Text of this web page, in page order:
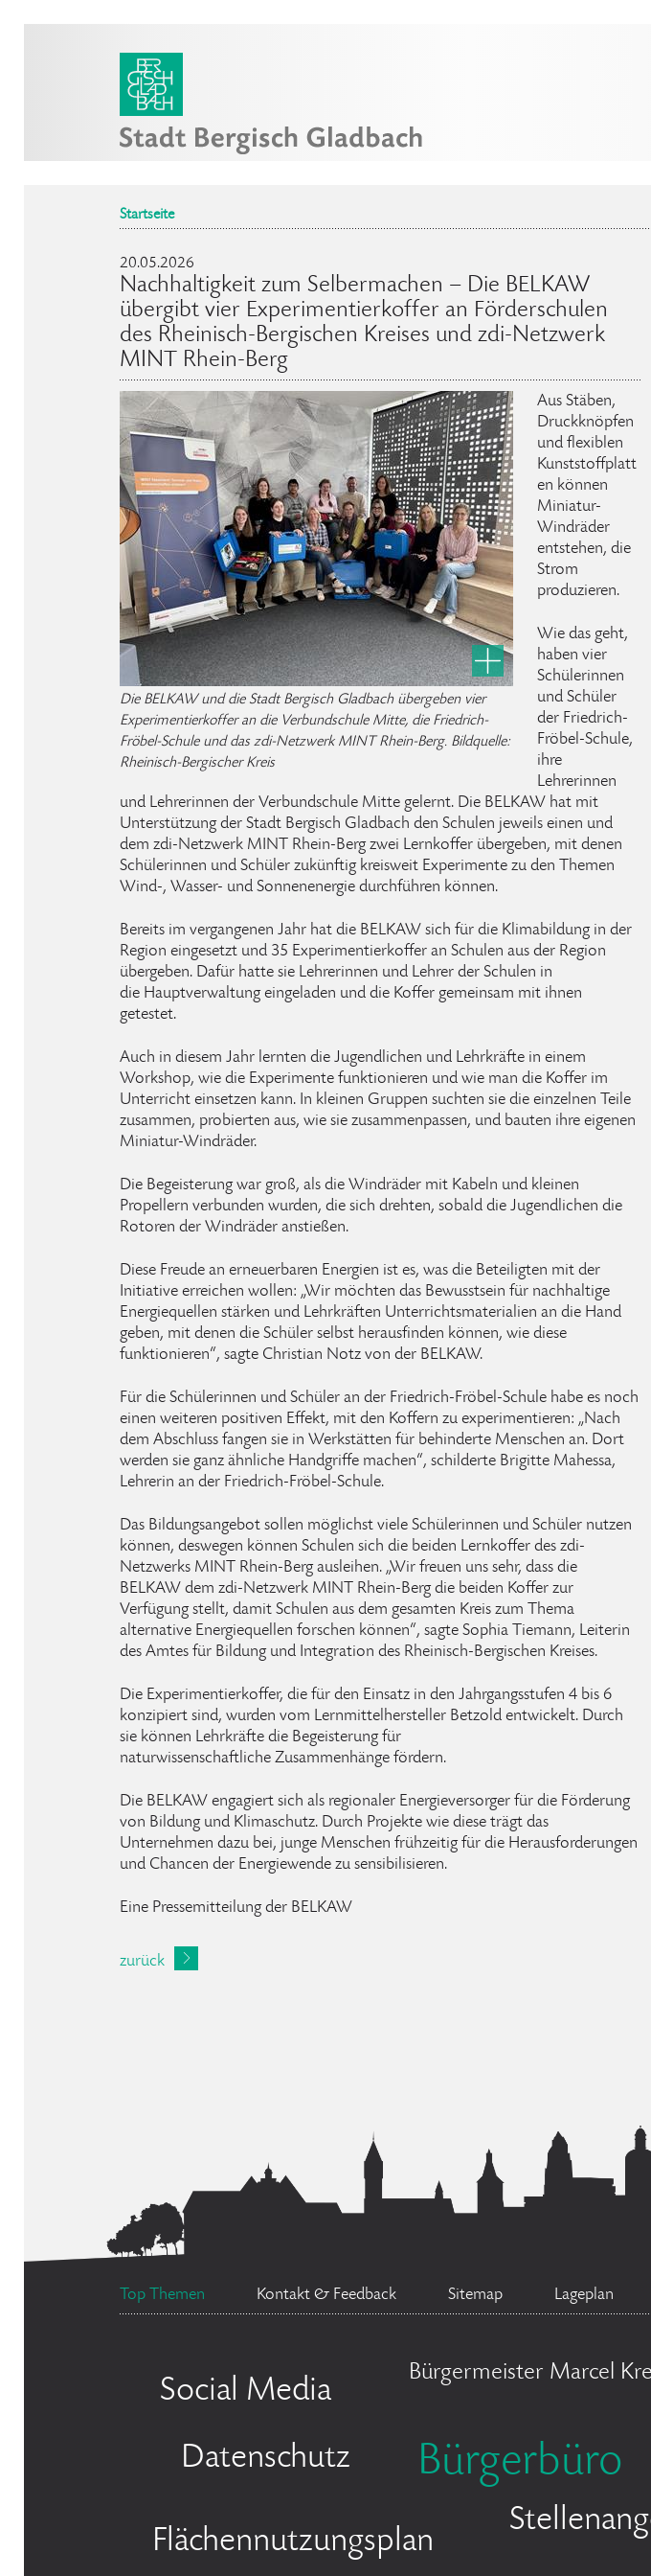
Startseite
20.05.2026
Nachhaltigkeit zum Selbermachen – Die BELKAW
übergibt vier Experimentierkoffer an Förderschulen
des Rheinisch-Bergischen Kreises und zdi-Netzwerk
MINT Rhein-Berg
Die BELKAW und die Stadt Bergisch Gladbach übergeben vier
Experimentierkoffer an die Verbundschule Mitte, die Friedrich-
Fröbel-Schule und das zdi-Netzwerk MINT Rhein-Berg. Bildquelle:
Rheinisch-Bergischer Kreis
Aus Stäben,
Druckknöpfen
und flexiblen
Kunststoffplatt
en können
Miniatur-
Windräder
entstehen, die
Strom
produzieren.
Wie das geht,
haben vier
Schülerinnen
und Schüler
der Friedrich-
Fröbel-Schule,
ihre
Lehrerinnen
und Lehrerinnen der Verbundschule Mitte gelernt. Die BELKAW hat mit
Unterstützung der Stadt Bergisch Gladbach den Schulen jeweils einen und
dem zdi-Netzwerk MINT Rhein-Berg zwei Lernkoffer übergeben, mit denen
Schülerinnen und Schüler zukünftig kreisweit Experimente zu den Themen
Wind-, Wasser- und Sonnenenergie durchführen können.
Bereits im vergangenen Jahr hat die BELKAW sich für die Klimabildung in der
Region eingesetzt und 35 Experimentierkoffer an Schulen aus der Region
übergeben. Dafür hatte sie Lehrerinnen und Lehrer der Schulen in
die Hauptverwaltung eingeladen und die Koffer gemeinsam mit ihnen
getestet.
Auch in diesem Jahr lernten die Jugendlichen und Lehrkräfte in einem
Workshop, wie die Experimente funktionieren und wie man die Koffer im
Unterricht einsetzen kann. In kleinen Gruppen suchten sie die einzelnen Teile
zusammen, probierten aus, wie sie zusammenpassen, und bauten ihre eigenen
Miniatur-Windräder.
Die Begeisterung war groß, als die Windräder mit Kabeln und kleinen
Propellern verbunden wurden, die sich drehten, sobald die Jugendlichen die
Rotoren der Windräder anstießen.
Diese Freude an erneuerbaren Energien ist es, was die Beteiligten mit der
Initiative erreichen wollen: „Wir möchten das Bewusstsein für nachhaltige
Energiequellen stärken und Lehrkräften Unterrichtsmaterialien an die Hand
geben, mit denen die Schüler selbst herausfinden können, wie diese
funktionieren“, sagte Christian Notz von der BELKAW.
Für die Schülerinnen und Schüler an der Friedrich-Fröbel-Schule habe es noch
einen weiteren positiven Effekt, mit den Koffern zu experimentieren: „Nach
dem Abschluss fangen sie in Werkstätten für behinderte Menschen an. Dort
werden sie ganz ähnliche Handgriffe machen“, schilderte Brigitte Mahessa,
Lehrerin an der Friedrich-Fröbel-Schule.
Das Bildungsangebot sollen möglichst viele Schülerinnen und Schüler nutzen
können, deswegen können Schulen sich die beiden Lernkoffer des zdi-
Netzwerks MINT Rhein-Berg ausleihen. „Wir freuen uns sehr, dass die
BELKAW dem zdi-Netzwerk MINT Rhein-Berg die beiden Koffer zur
Verfügung stellt, damit Schulen aus dem gesamten Kreis zum Thema
alternative Energiequellen forschen können“, sagte Sophia Tiemann, Leiterin
des Amtes für Bildung und Integration des Rheinisch-Bergischen Kreises.
Die Experimentierkoffer, die für den Einsatz in den Jahrgangsstufen 4 bis 6
konzipiert sind, wurden vom Lernmittelhersteller Betzold entwickelt. Durch
sie können Lehrkräfte die Begeisterung für
naturwissenschaftliche Zusammenhänge fördern.
Die BELKAW engagiert sich als regionaler Energieversorger für die Förderung
von Bildung und Klimaschutz. Durch Projekte wie diese trägt das
Unternehmen dazu bei, junge Menschen frühzeitig für die Herausforderungen
und Chancen der Energiewende zu sensibilisieren.
Eine Pressemitteilung der BELKAW
zurück
Top Themen Kontakt & Feedback Sitemap Lageplan
Social Media
Bürgermeister Marcel
Datenschutz Bürgerbüro
Flächennutzungsplan